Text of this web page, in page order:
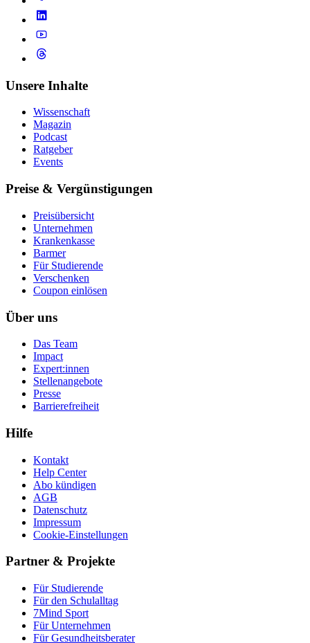
Unsere Inhalte
Wissenschaft
Magazin
Podcast
Ratgeber
Events
Preise & Vergünstigungen
Preisübersicht
Unternehmen
Krankenkasse
Barmer
Für Studierende
Ver­schen­ken
Coupon einlösen
Über uns
Das Team
Impact
Expert:innen
Stellenangebote
Presse
Barrierefreiheit
Hilfe
Kontakt
Help Center
Abo kündigen
AGB
Datenschutz
Impressum
Cookie-Einstellungen
Partner & Projekte
Für Stu­die­rende
Für den Schulalltag
7Mind Sport
Für Unter­neh­men
Für Gesund­heits­be­ra­ter